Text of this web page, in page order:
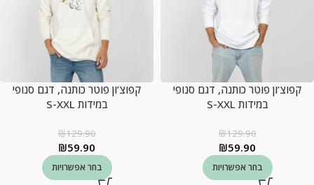
קפוצ’ון פוטר כותנה, דגם סנופי
במידות S-XXL
₪129.90
₪59.90
בחר אפשרויות
קפוצ’ון פוטר כותנה, דגם סנופי
במידות S-XXL
₪129.90
₪59.90
בחר אפשרויות